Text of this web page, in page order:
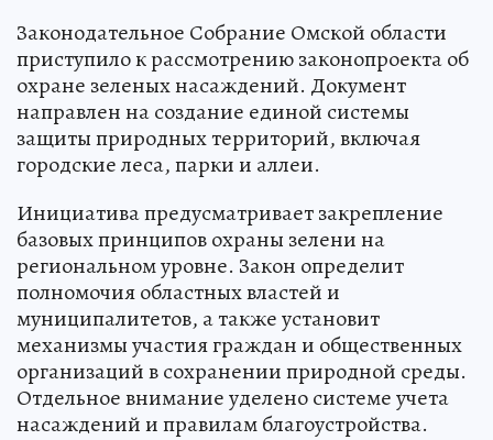
Законодательное Собрание Омской области
приступило к рассмотрению законопроекта об
охране зеленых насаждений. Документ
направлен на создание единой системы
защиты природных территорий, включая
городские леса, парки и аллеи.
Инициатива предусматривает закрепление
базовых принципов охраны зелени на
региональном уровне. Закон определит
полномочия областных властей и
муниципалитетов, а также установит
механизмы участия граждан и общественных
организаций в сохранении природной среды.
Отдельное внимание уделено системе учета
насаждений и правилам благоустройства.